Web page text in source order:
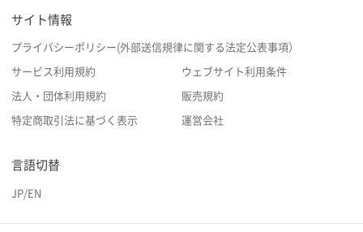
サポート
サイト情報
プライバシーポリシー(外部送信規律に関する法定公表事項）
サービス利用規約 ウェブサイト利用条件
法人・団体利用規約 販売規約
特定商取引法に基づく表示 運営会社
言語切替
JP/EN